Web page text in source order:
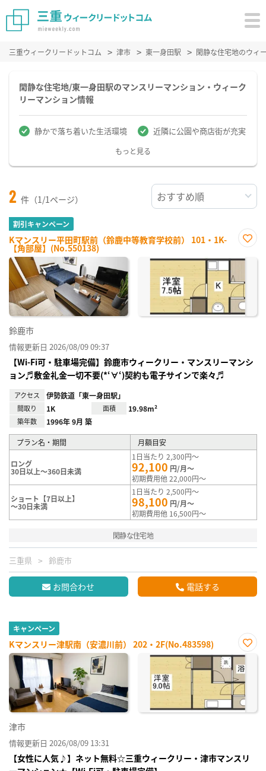
三重ウィークリードットコム 津市 東一身田駅 閑静な住宅地のウィ
閑静な住宅地/東一身田駅のマンスリーマンション・ウィーク
リーマンション情報
静かで落ち着いた生活環境 近隣に公園や商店街が充実
もっと見る
2 件（1/1ページ）
割引キャンペーン
Kマンスリー平田町駅前（鈴鹿中等教育学校前） 101・1K-
【角部屋】(No.550138)
に入
鈴鹿市
情報更新日 2026/08/09 09:37
【Wi-Fi可・駐車場完備】鈴鹿市ウィークリー・マンスリーマンシ
ョン♬敷金礼金一切不要(*‘∀‘)契約も電子サインで楽々♬
アクセス 伊勢鉄道「東一身田駅」
間取り 1K 面積 19.98m²
築年数 1996年 9月 築
プラン名・期間 月額目安
ロング
30日以上～360日未満
1日当たり 2,300円～
92,100 円/月～
初期費用他 22,000円～
ショート【7日以上】
～30日未満
1日当たり 2,500円～
98,100 円/月～
初期費用他 16,500円～
閑静な住宅地
三重県 鈴鹿市
お問合わせ 電話する
キャンペーン
Kマンスリー津駅南（安濃川前） 202・2F(No.483598)
お気
に入
り登
録
津市
情報更新日 2026/08/09 13:31
【女性に人気♪】ネット無料☆三重ウィークリー・津市マンスリ